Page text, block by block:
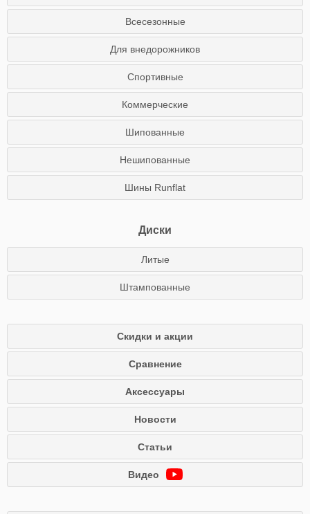
Всесезонные
Для внедорожников
Спортивные
Коммерческие
Шипованные
Нешипованные
Шины Runflat
Диски
Литые
Штампованные
Скидки и акции
Сравнение
Аксессуары
Новости
Статьи
Видео